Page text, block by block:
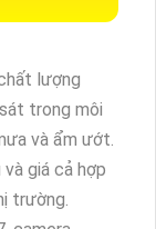
lượng
trong môi
và ẩm ướt.
giá cả hợp
trường.